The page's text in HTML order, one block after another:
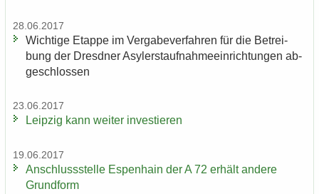
28.06.2017
Wich­ti­ge Etap­pe im Ver­ga­be­ver­fah­ren für die Be­trei­
bung der Dresd­ner Asy­ler­st­auf­nah­me­ein­rich­tun­gen ab­
ge­schlos­sen
23.06.2017
Leip­zig kann wei­ter in­ves­tie­ren
19.06.2017
An­schluss­stel­le Es­pen­hain der A 72 er­hält an­de­re
Grund­form